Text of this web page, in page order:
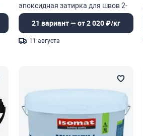
эпоксидная затирка для швов 2-
комп
21 вариант — от 2 020 ₽/кг
11 августа